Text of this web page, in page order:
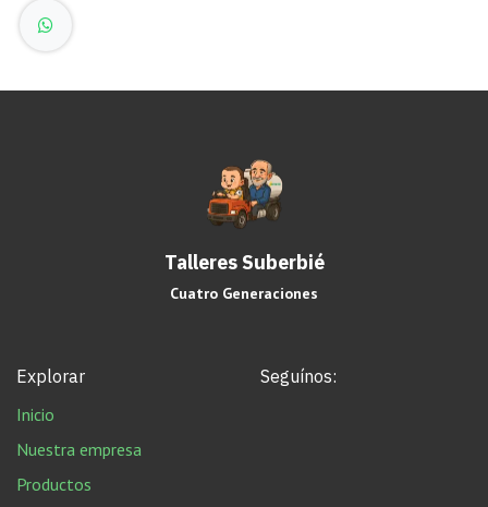
Talleres Suberbié
Cuatro Generaciones
Explorar
Inicio
Nuestra empresa
Productos
Seguínos: